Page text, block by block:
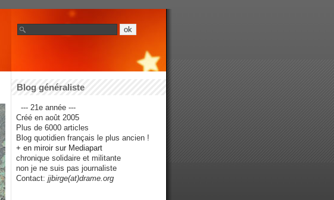
Blog généraliste
--- 21e année ---
Créé en août 2005
Plus de 6000 articles
Blog quotidien français le plus ancien !
+ en miroir sur Mediapart
chronique solidaire et militante
non je ne suis pas journaliste
Contact: jjbirge(at)drame.org